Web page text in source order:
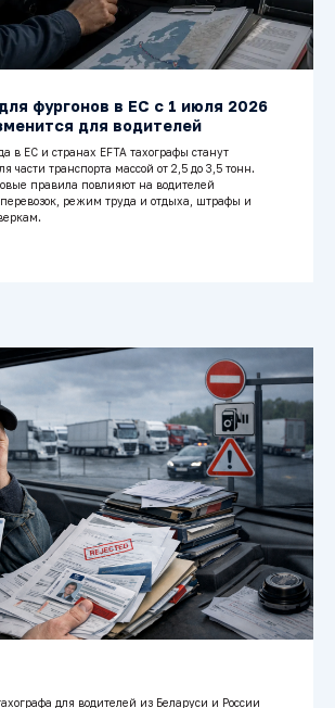
фургонов в ЕС с 1 июля 2026
для водителей
в ЕС и странах EFTA тахографы станут
части транспорта массой от 2,5 до 3,5 тонн.
правила повлияют на водителей
режим труда и отдыха, штрафы и
для водителей из Беларуси и России